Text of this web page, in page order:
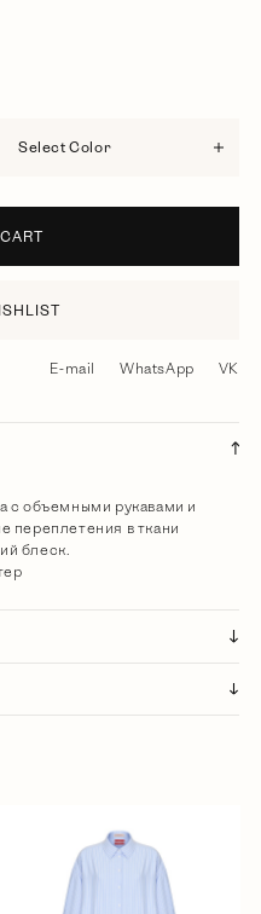
Select Color
E-mail WhatsApp VK
с объемными рукавами и
переплетения в ткани
блеск.